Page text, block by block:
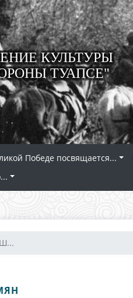
КУЛЬТУРЫ
ТУАПСЕ"
Победе посвящается...